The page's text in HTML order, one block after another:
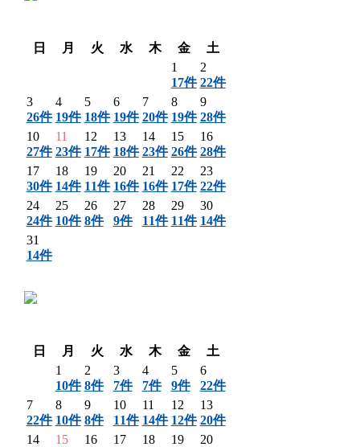
日
月 火 水 木 金
土
1
17件
2
22件
3
26件
4
19件
5
18件
6
19件
7
20件
8
19件
9
28件
10
27件
11
23件
12
17件
13
18件
14
23件
15
26件
16
28件
17
30件
18
14件
19
11件
20
16件
21
16件
22
17件
23
22件
24
24件
25
10件
26
8件
27
9件
28
11件
29
11件
30
14件
31
14件
日
月 火 水 木 金
土
1
10件
2
8件
3
7件
4
7件
5
9件
6
22件
7
22件
8
10件
9
8件
10
11件
11
14件
12
12件
13
20件
14
15 16 17 18 19 20